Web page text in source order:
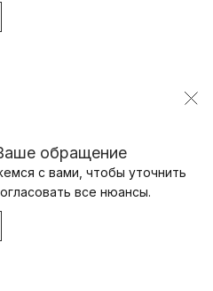
обращение
с вами, чтобы уточнить
все нюансы.